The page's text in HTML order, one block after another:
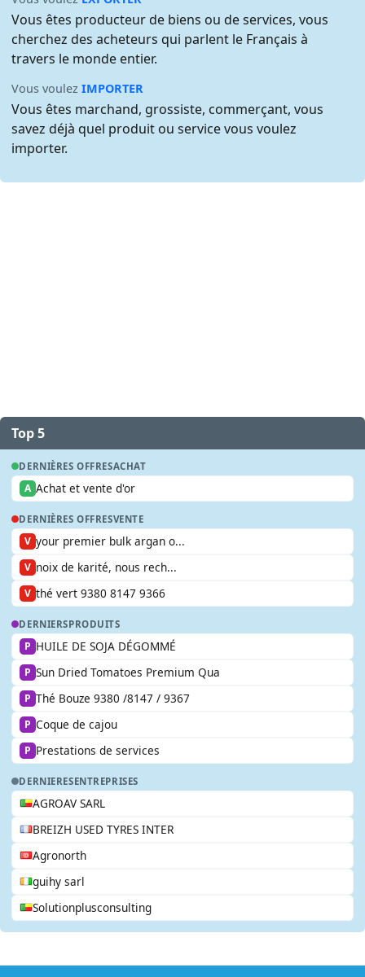
Vous êtes producteur de biens ou de services, vous
cherchez des acheteurs qui parlent le Français à
travers le monde entier.
Vous voulezIMPORTER
Vous êtes marchand, grossiste, commerçant, vous
savez déjà quel produit ou service vous voulez
importer.
Top 5
DERNIÈRES OFFRESACHAT
A Achat et vente d'or
DERNIÈRES OFFRESVENTE
V your premier bulk argan o...
V noix de karité, nous rech...
V thé vert 9380 8147 9366
DERNIERSPRODUITS
P HUILE DE SOJA DÉGOMMÉ
P Sun Dried Tomatoes Premium Qua
P Thé Bouze 9380 /8147 / 9367
P Coque de cajou
P Prestations de services
DERNIERESENTREPRISES
AGROAV SARL
BREIZH USED TYRES INTER
Agronorth
guihy sarl
Solutionplusconsulting